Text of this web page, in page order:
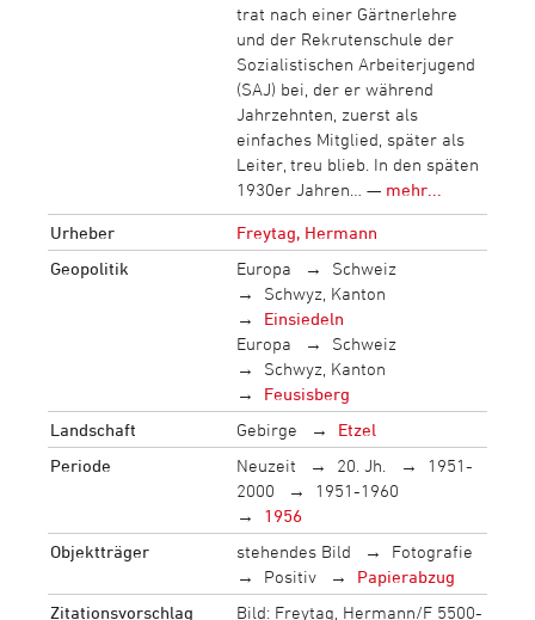
trat nach einer Gärtnerlehre
und der Rekrutenschule der
Sozialistischen Arbeiterjugend
(SAJ) bei, der er während
Jahrzehnten, zuerst als
einfaches Mitglied, später als
Leiter, treu blieb. In den späten
1930er Jahren… — mehr...
Urheber
Freytag, Hermann
Geopolitik
Europa
Schweiz
Schwyz, Kanton
Einsiedeln
Europa
Schweiz
Schwyz, Kanton
Feusisberg
Landschaft
Gebirge
Etzel
Periode
Neuzeit 20. Jh.
1951-
2000
1951-1960
1956
Objektträger
stehendes Bild
Fotografie
Positiv
Papierabzug
Zitationsvorschlag
Bild: Freytag, Hermann/F 5500-